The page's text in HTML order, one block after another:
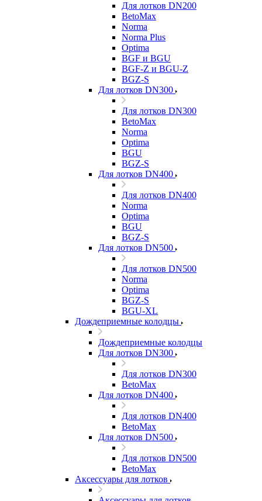
Для лотков DN200
BetoMax
Norma
Norma Plus
Optima
BGF и BGU
BGF-Z и BGU-Z
BGZ-S
Для лотков DN300
Для лотков DN300
BetoMax
Norma
Optima
BGU
BGZ-S
Для лотков DN400
Для лотков DN400
Norma
Optima
BGU
BGZ-S
Для лотков DN500
Для лотков DN500
Norma
Optima
BGZ-S
BGU-XL
Дождеприемные колодцы
Дождеприемные колодцы
Для лотков DN300
Для лотков DN300
BetoMax
Для лотков DN400
Для лотков DN400
BetoMax
Для лотков DN500
Для лотков DN500
BetoMax
Аксессуары для лотков